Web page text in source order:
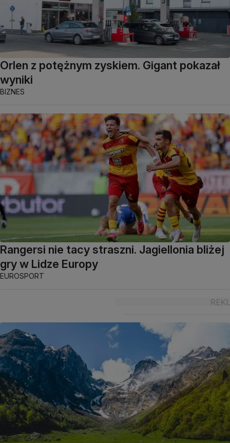
Orlen z potężnym zyskiem. Gigant pokazał
wyniki
BIZNES
Rangersi nie tacy straszni. Jagiellonia bliżej
gry w Lidze Europy
EUROSPORT